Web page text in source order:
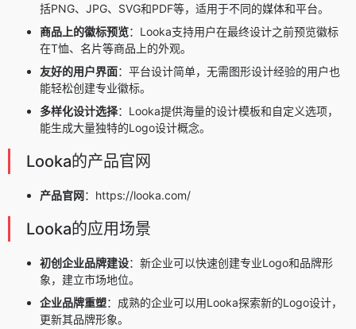
括PNG、JPG、SVG和PDF等，适用于不同的媒体和平台。
商品上的徽标预览：Looka支持用户在最终设计之前预览徽标
在T恤、名片等商品上的外观。
友好的用户界面：平台设计简单，无需图形设计经验的用户也
能轻松创建专业徽标。
多样化设计选择：Looka提供海量的设计模板和自定义选项，
能生成大量独特的Logo设计概念。
Looka的产品官网
产品官网：https://looka.com/
Looka的应用场景
初创企业品牌建设：新企业可以快速创建专业Logo和品牌形
象，建立市场地位。
企业品牌重塑：成熟的企业可以用Looka探索新的Logo设计，
更新其品牌形象。